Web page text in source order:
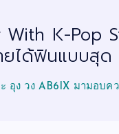
With K-Pop
ยได้ฟินแบบสุด
อุง วง AB6IX มามอบ